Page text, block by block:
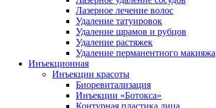
Лазерное лечение волос
Удаление татуировок
Удаление шрамов и рубцов
Удаление растяжек
Удаление перманентного макияжа
Инъекционная
Инъекции красоты
Биоревитализация
Инъекции «Ботокса»
Контурная пластика лица